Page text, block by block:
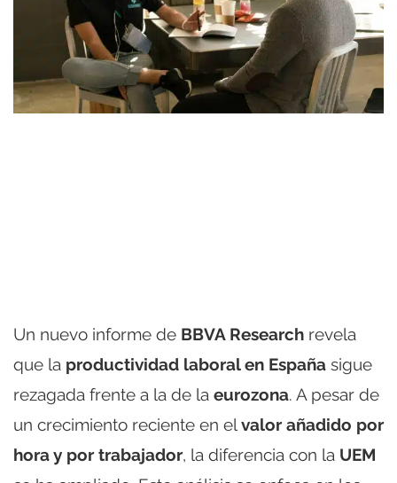
Un nuevo informe de BBVA Research revela
que la productividad laboral en España sigue
rezagada frente a la de la eurozona. A pesar de
un crecimiento reciente en elvalor añadido por
hora y por trabajador, la diferencia con la UEM